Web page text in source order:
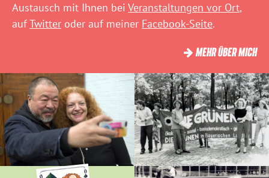
Austausch mit Ihnen bei Veranstaltungen vor Ort,
aufTwitter oder auf meiner Facebook-Seite.
MEHR ÜBER MICH